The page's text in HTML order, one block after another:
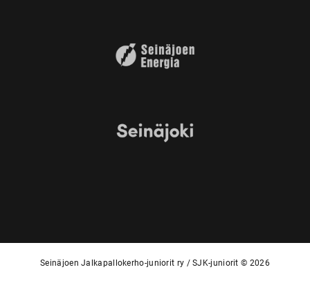
Seinäjoen Jalkapallokerho-juniorit ry / SJK-juniorit © 2026